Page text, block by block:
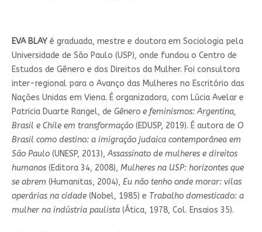
EVA BLAY é graduada, mestre e doutora em Sociologia pela
Universidade de São Paulo (USP), onde fundou o Centro de
Estudos de Gênero e dos Direitos da Mulher. Foi consultora
inter-regional para o Avanço das Mulheres no Escritório das
Nações Unidas em Viena. É organizadora, com Lúcia Avelar e
Patricia Duarte Rangel, de Gênero e feminismos: Argentina,
Brasil e Chile em transformação (EDUSP, 2019). É autora de O
Brasil como destino: a imigração judaica contemporânea em
São Paulo (UNESP, 2013), Assassinato de mulheres e direitos
humanos (Editora 34, 2008), Mulheres na USP: horizontes que
se abrem (Humanitas, 2004), Eu não tenho onde morar: vilas
operárias na cidade (Nobel, 1985) e Trabalho domesticado: a
mulher na indústria paulista (Ática, 1978, Col. Ensaios 35).